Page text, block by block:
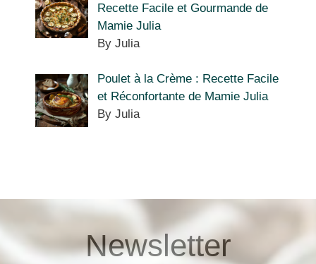
Recette Facile et Gourmande de
Mamie Julia
By Julia
Poulet à la Crème : Recette Facile
et Réconfortante de Mamie Julia
By Julia
Newsletter